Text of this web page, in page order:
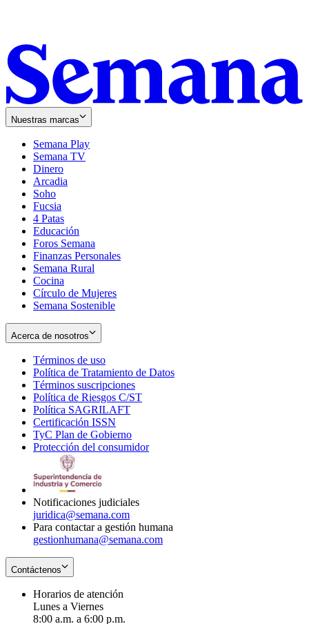
Nuestras marcas
Semana Play
Semana TV
Dinero
Arcadia
Soho
in
new
window
Fucsia
in
new
window
4 Patas
Educación
Foros Semana
Finanzas Personales
Semana Rural
Cocina
Círculo de Mujeres
Semana Sostenible
Acerca de nosotros
Términos de uso
in
new
window
Política de Tratamiento de Datos
Términos suscripciones
in
Política de Riesgos C/ST
Política SAGRILAFT
new
window
Certificación ISSN
in
new
TyC Plan de Gobierno
in
Protección del consumidorOpens
Notificaciones judiciales
juridica@semana.com
Para contactar a gestión humana
gestionhumana@semana.com
Contáctenos
Horarios de atención
Lunes a Viernes
8:00 a.m. a 6:00 p.m.